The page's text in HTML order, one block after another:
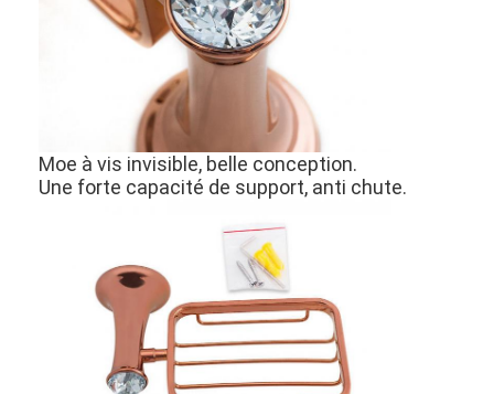
À propos de nous
Contrôle de la qualité
Nous contacter
Les affaires
Serrure de porte de mortaise
Moe à vis invisible, belle conception.
Une forte capacité de support, anti chute.